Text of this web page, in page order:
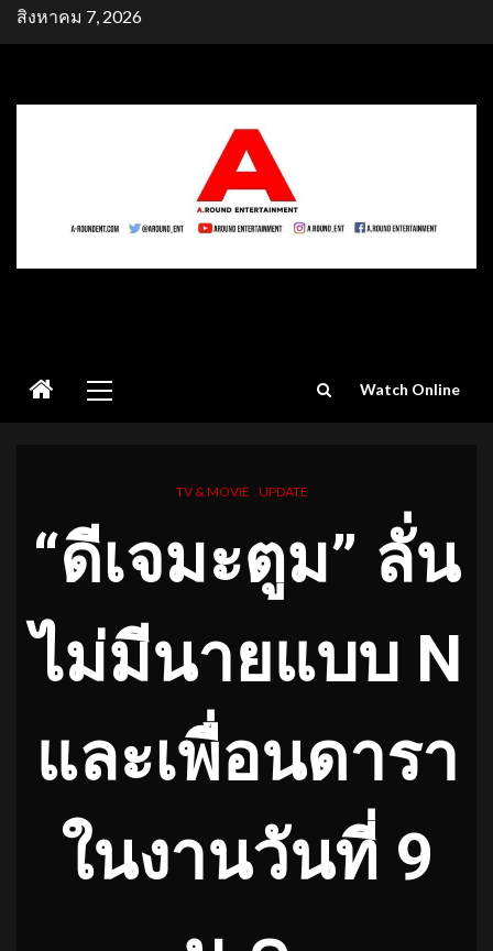
Skipสิงหาคม 7, 2026
Menu
Watch Online
TV & MOVIE UPDATE
“ดีเจมะตูม” ลั่น
ไม่มีนายแบบ N
และเพื่อนดารา
ในงานวันที่ 9